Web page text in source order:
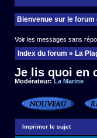
Bienvenue sur le forum
Voir les messages sans
Index du forum » La
Je lis quoi en
Modérateur:La Marine
Imprimer le sujet